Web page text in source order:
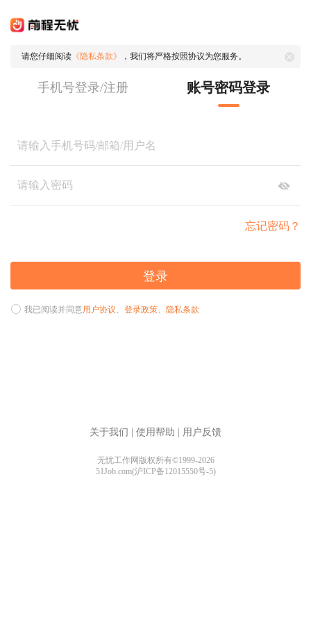
请您仔细阅读 《隐私条款》 ，我们将严格按照协议为您服务。
手机号登录/注册 账号密码登录
忘记密码？
登录
我已阅读并同意用户协议、 登录政策、 隐私条款
关于我们 使用帮助 用户反馈
无忧工作网版权所有©1999-2026
51Job.com(沪ICP备12015550号-5)